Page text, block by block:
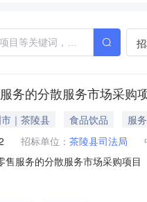
务的分散服务市场采购
｜茶陵县 食品饮品
服务
招标单位： 茶陵县司法局
售服务的分散服务市场采购项
止时间:-二、采购单位信息采购